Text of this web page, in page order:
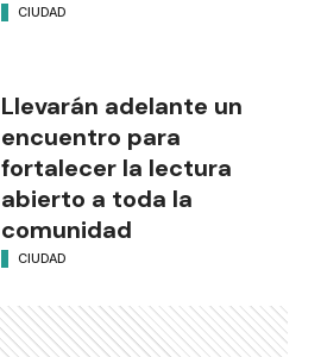
CIUDAD
Llevarán adelante un
encuentro para
fortalecer la lectura
abierto a toda la
comunidad
CIUDAD